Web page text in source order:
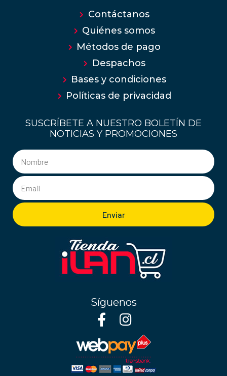
Contáctanos
Quiénes somos
Métodos de pago
Despachos
Bases y condiciones
Políticas de privacidad
SUSCRÍBETE A NUESTRO BOLETÍN DE
NOTICIAS Y PROMOCIONES
Enviar
Síguenos